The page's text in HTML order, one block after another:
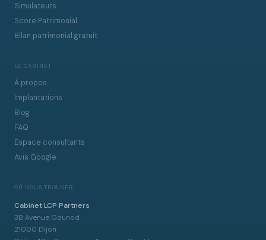
Simulateurs
Score Patrimonial
Bilan patrimonial gratuit
LE CABINET
À propos
Implantations
Blog
FAQ
Espace consultants
Avis Google
OÙ NOUS TROUVER
Cabinet LCP Partners
3B Avenue Gounod
21000 Dijon